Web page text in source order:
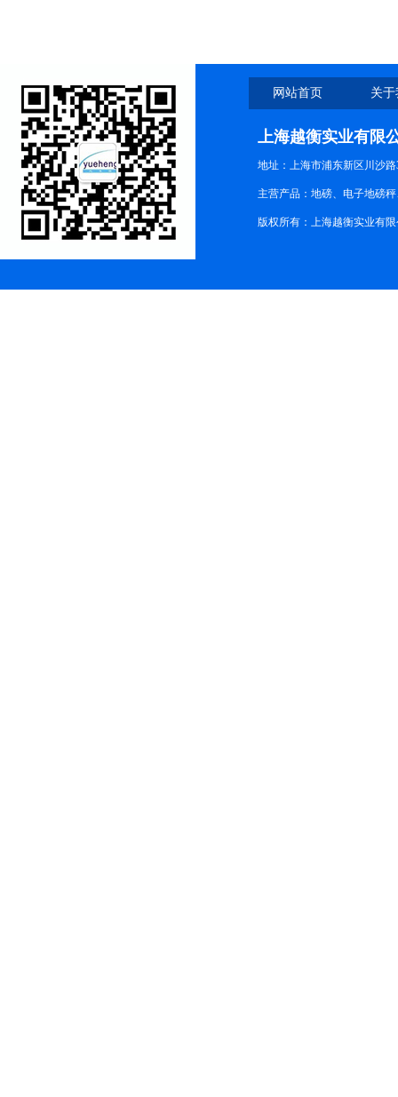
网站首页 关
上海越衡实业有限
地址：上海市浦东新区川沙路
主营产品：地磅、电子地磅
版权所有：上海越衡实业有